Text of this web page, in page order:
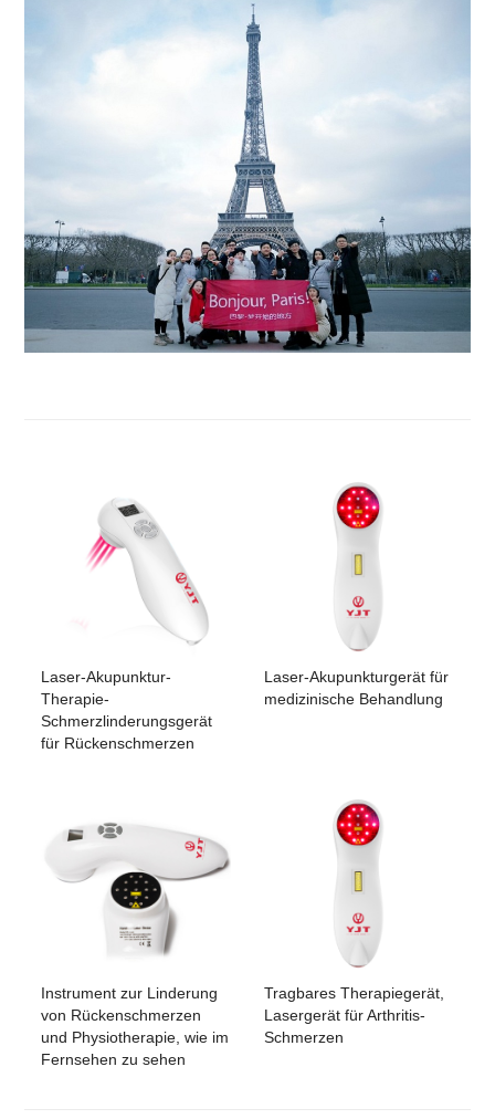
Laser-Akupunktur-
Therapie-
Schmerzlinderungsgerät
für Rückenschmerzen
Laser-Akupunkturgerät für
medizinische Behandlung
Instrument zur Linderung
von Rückenschmerzen
und Physiotherapie, wie im
Fernsehen zu sehen
Tragbares Therapiegerät,
Lasergerät für Arthritis-
Schmerzen